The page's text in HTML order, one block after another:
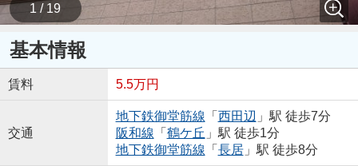
1 / 19
基本情報
賃料 5.5万円
交通
地下鉄御堂筋線 「 西田辺 」駅 徒歩7分
阪和線 「 鶴ケ丘 」駅 徒歩1分
地下鉄御堂筋線 「 長居」駅 徒歩8分